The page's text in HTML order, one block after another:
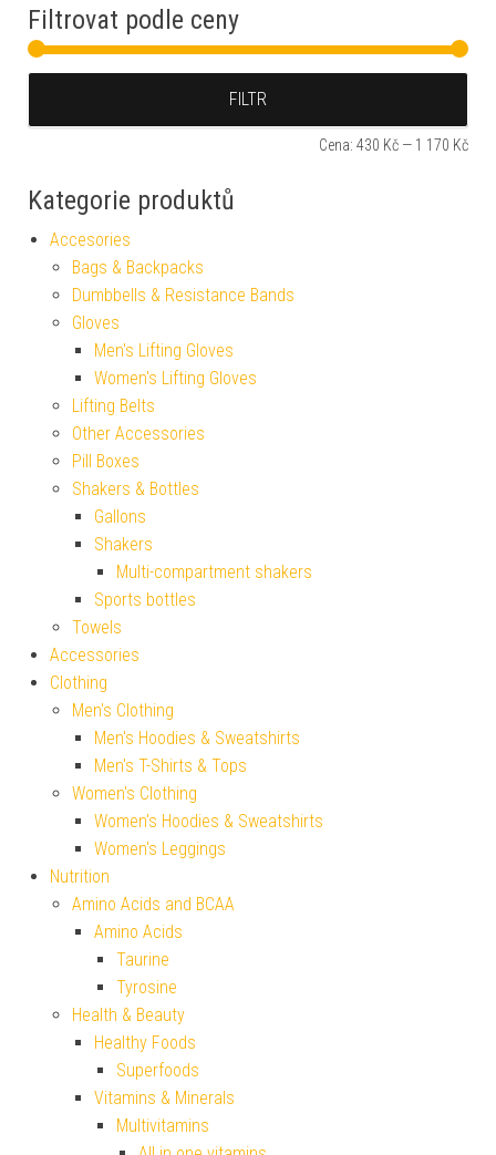
Filtrovat podle ceny
FILTR
Cena: 430 Kč — 1 170 Kč
Kategorie produktů
Accesories
Bags & Backpacks
Dumbbells & Resistance Bands
Gloves
Men's Lifting Gloves
Women's Lifting Gloves
Lifting Belts
Other Accessories
Pill Boxes
Shakers & Bottles
Gallons
Shakers
Multi-compartment shakers
Sports bottles
Towels
Accessories
Clothing
Men's Clothing
Men's Hoodies & Sweatshirts
Men's T-Shirts & Tops
Women's Clothing
Women's Hoodies & Sweatshirts
Women's Leggings
Nutrition
Amino Acids and BCAA
Amino Acids
Taurine
Tyrosine
Health & Beauty
Healthy Foods
Superfoods
Vitamins & Minerals
Multivitamins